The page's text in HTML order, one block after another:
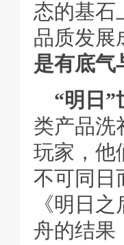
态的基石
品质发
是有底气
“明日”
类产品洗
玩家，他
不可同日
《明日
舟的结果